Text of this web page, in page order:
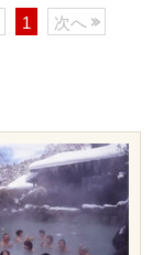
1 次へ